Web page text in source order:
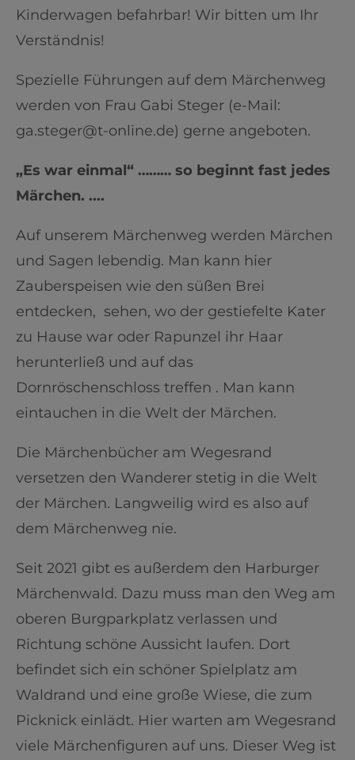
Kinderwagen befahrbar! Wir bitten um Ihr
Verständnis!
Spezielle Führungen auf dem Märchenweg
werden von Frau Gabi Steger (e-Mail:
ga.steger@t-online.de) gerne angeboten.
„Es war einmal“ ……… so beginnt fast jedes
Märchen. ....
Auf unserem Märchenweg werden Märchen
und Sagen lebendig. Man kann hier
Zauberspeisen wie den süßen Brei
entdecken, sehen, wo der gestiefelte Kater
zu Hause war oder Rapunzel ihr Haar
herunterließ und auf das
Dornröschenschloss treffen . Man kann
eintauchen in die Welt der Märchen.
Die Märchenbücher am Wegesrand
versetzen den Wanderer stetig in die Welt
der Märchen. Langweilig wird es also auf
dem Märchenweg nie.
Seit 2021 gibt es außerdem den Harburger
Märchenwald. Dazu muss man den Weg am
oberen Burgparkplatz verlassen und
Richtung schöne Aussicht laufen. Dort
befindet sich ein schöner Spielplatz am
Waldrand und eine große Wiese, die zum
Picknick einlädt. Hier warten am Wegesrand
viele Märchenfiguren auf uns. Dieser Weg ist